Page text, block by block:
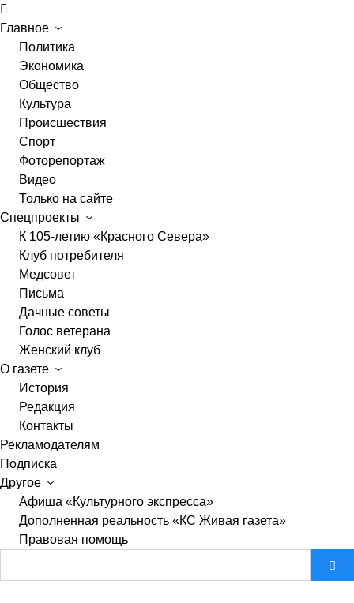
Главное
Политика
Экономика
Общество
Культура
Происшествия
Спорт
Фоторепортаж
Видео
Только на сайте
Спецпроекты
К 105-летию «Красного Севера»
Клуб потребителя
Медсовет
Письма
Дачные советы
Голос ветерана
Женский клуб
О газете
История
Редакция
Контакты
Рекламодателям
Подписка
Другое
Афиша «Культурного экспресса»
Дополненная реальность «КС Живая газета»
Правовая помощь